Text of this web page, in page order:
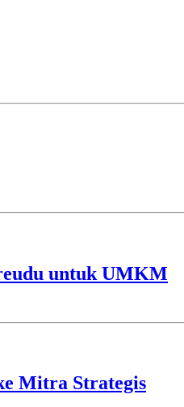
untuk UMKM
Mitra Strategis